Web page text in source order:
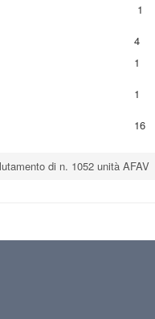
1
4
1
1
16
di n. 1052 unità AFAV